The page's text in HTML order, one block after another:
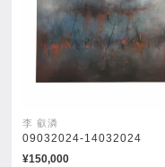
李 叡潾
09032024-14032024
¥150,000